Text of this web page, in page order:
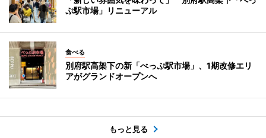
ぷ駅市場」リニューアル
食べる
別府駅高架下の新「べっぷ駅市場」、1期改修エリ
アがグランドオープンへ
もっと見る